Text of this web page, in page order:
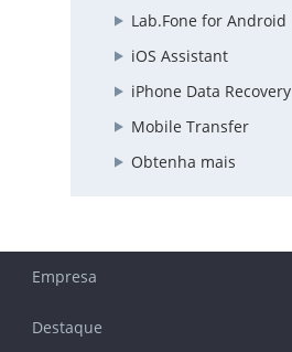
Lab.Fone for Android
iOS Assistant
iPhone Data Recovery
Mobile Transfer
Obtenha mais
Empresa
Destaque